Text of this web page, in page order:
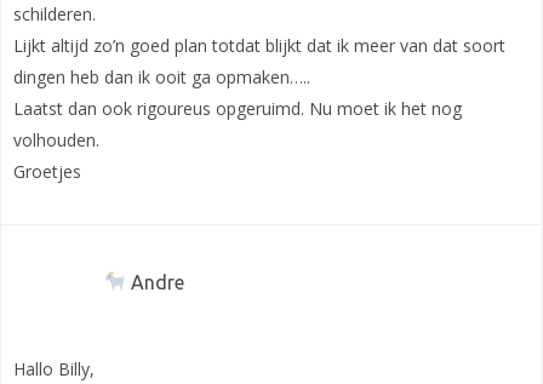
schilderen.
Lijkt altijd zo’n goed plan totdat blijkt dat ik meer van dat soort
dingen heb dan ik ooit ga opmaken…..
Laatst dan ook rigoureus opgeruimd. Nu moet ik het nog
volhouden.
Groetjes
Andre
Hallo Billy,